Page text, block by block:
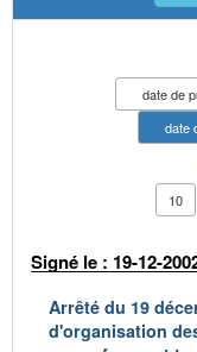
date de
date
10
Signé le : 19-12-
Arrêté du 19
d'organisation